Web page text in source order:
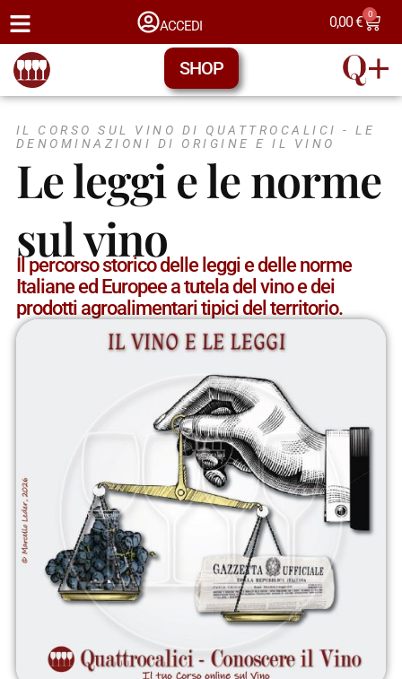
ACCEDI 0,00€ 0
SHOP
IL CORSO SUL VINO DI QUATTROCALICI -LE
DENOMINAZIONI DI ORIGINE E IL VINO
Le leggi e le norme
sul vino
Il percorso storico delle leggi e delle norme
Italiane ed Europee a tutela del vino e dei
prodotti agroalimentari tipici del territorio.